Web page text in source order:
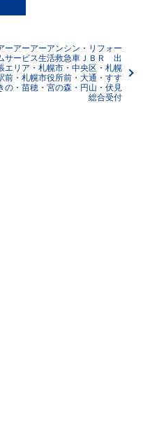
ーアーアーアンシン・リフォー
サービス生活救急車ＪＢＲ 出
エリア・札幌市・中央区・札幌
前・札幌市役所前・大通・すす
の・苗穂・宮の森・円山・伏見
総合受付